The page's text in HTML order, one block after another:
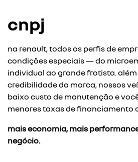
cnpj
na renault, todos os perfis de
condições especiais — do
individual ao grande frotista.
credibilidade da marca, nossos
baixo custo de manutenção e
menores taxas de financiamento
mais economia, mais
negócio.